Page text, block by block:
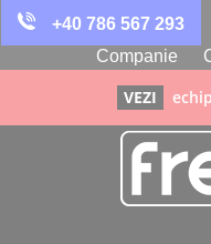
+40 786 567 293
Companie
VEZI